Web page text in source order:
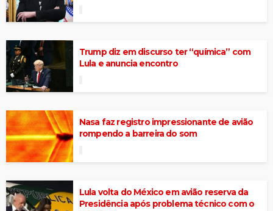
Trump diz em discurso ter “química” com
Lula e anuncia encontro
Nasa faz registro impressionante de avião
rompendo a barreira do som
Lula volta do México em avião reserva da
Presidência após problema técnico com o